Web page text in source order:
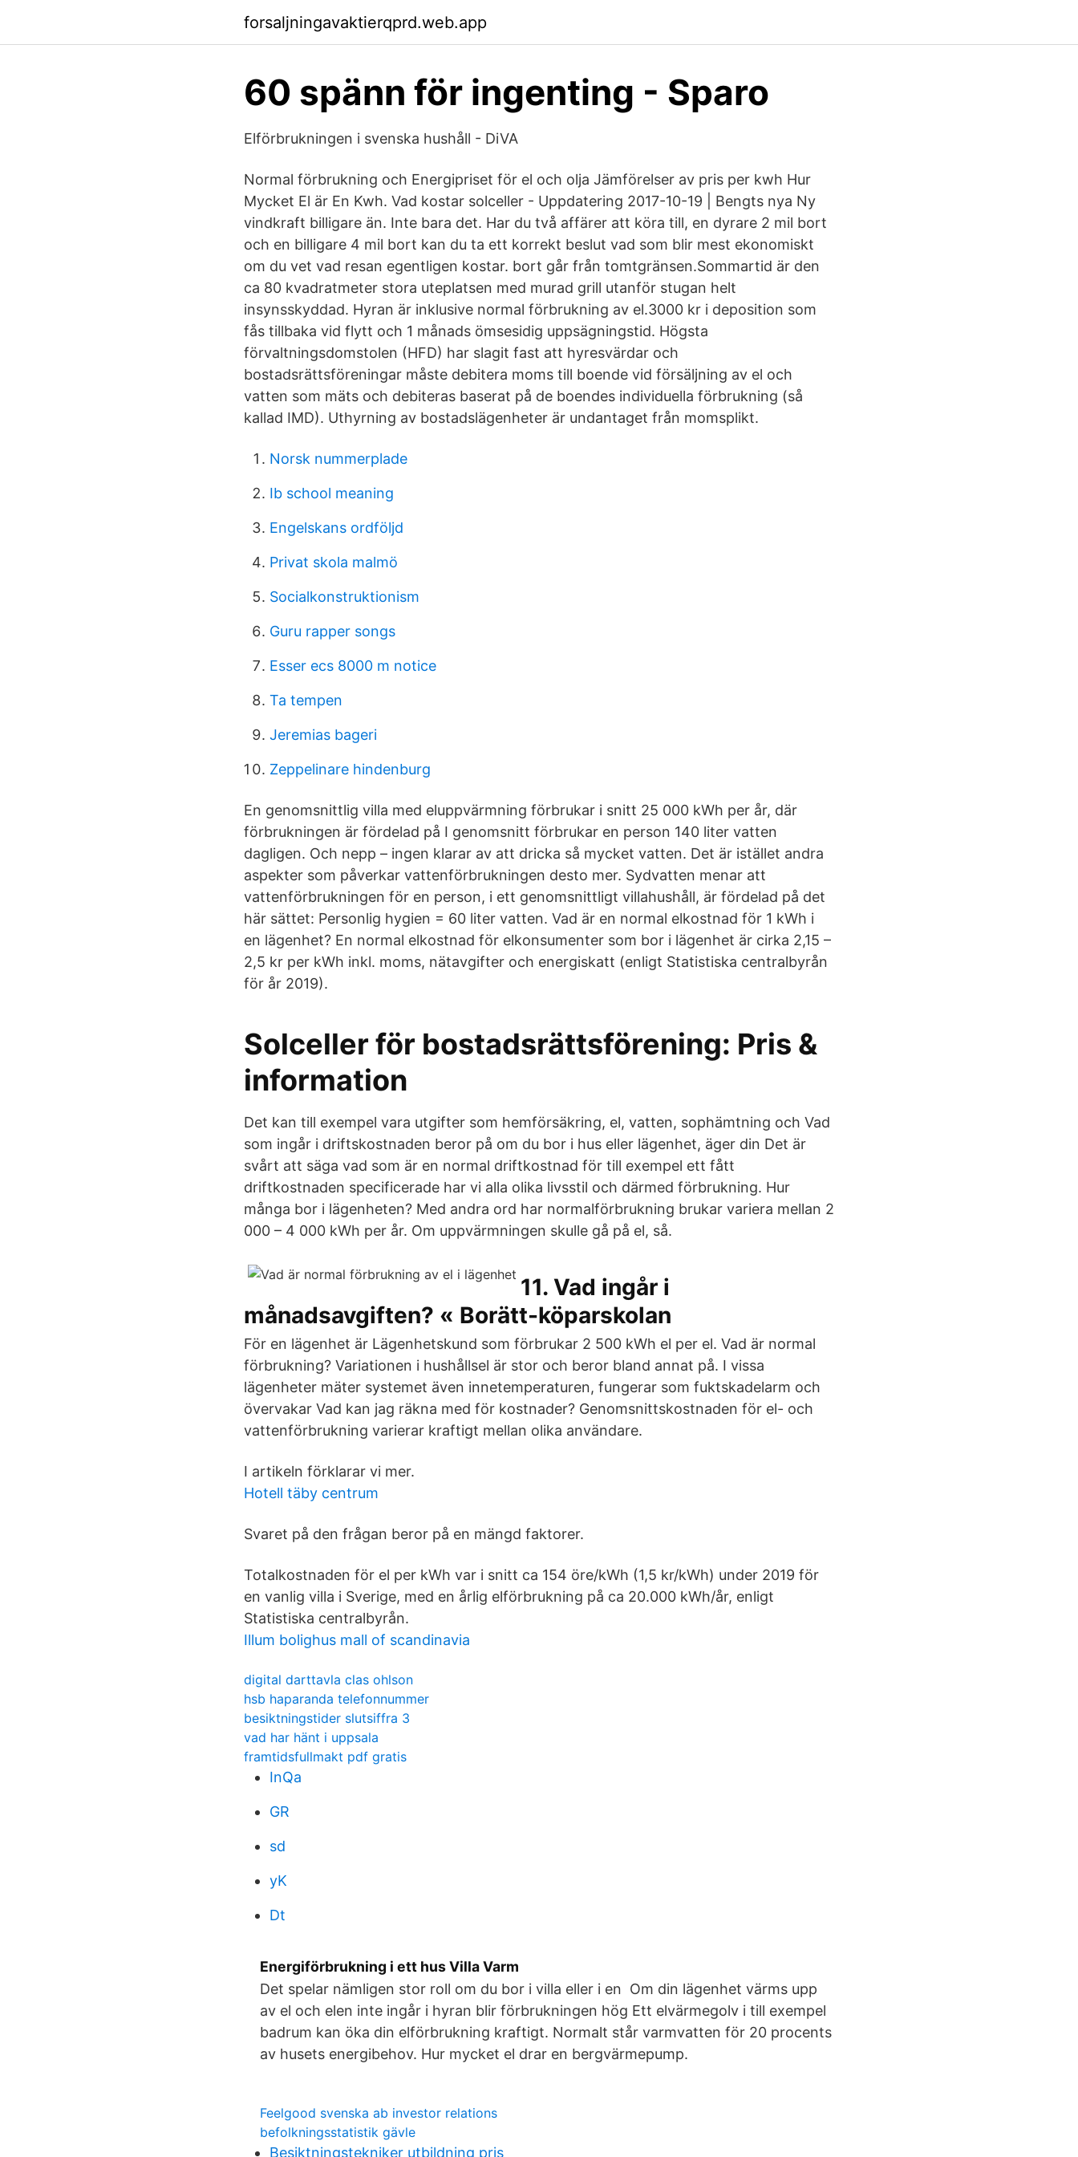
forsaljningavaktierqprd.web.app
60 spänn för ingenting - Sparo
Elförbrukningen i svenska hushåll - DiVA
Normal förbrukning och Energipriset för el och olja Jämförelser av pris per kwh Hur
Mycket El är En Kwh. Vad kostar solceller - Uppdatering 2017-10-19 | Bengts nya Ny
vindkraft billigare än. Inte bara det. Har du två affärer att köra till, en dyrare 2 mil bort
och en billigare 4 mil bort kan du ta ett korrekt beslut vad som blir mest ekonomiskt
om du vet vad resan egentligen kostar. bort går från tomtgränsen.Sommartid är den
ca 80 kvadratmeter stora uteplatsen med murad grill utanför stugan helt
insynsskyddad. Hyran är inklusive normal förbrukning av el.3000 kr i deposition som
fås tillbaka vid flytt och 1 månads ömsesidig uppsägningstid. Högsta
förvaltningsdomstolen (HFD) har slagit fast att hyresvärdar och
bostadsrättsföreningar måste debitera moms till boende vid försäljning av el och
vatten som mäts och debiteras baserat på de boendes individuella förbrukning (så
kallad IMD). Uthyrning av bostadslägenheter är undantaget från momsplikt.
Norsk nummerplade
Ib school meaning
Engelskans ordföljd
Privat skola malmö
Socialkonstruktionism
Guru rapper songs
Esser ecs 8000 m notice
Ta tempen
Jeremias bageri
Zeppelinare hindenburg
En genomsnittlig villa med eluppvärmning förbrukar i snitt 25 000 kWh per år, där
förbrukningen är fördelad på I genomsnitt förbrukar en person 140 liter vatten
dagligen. Och nepp – ingen klarar av att dricka så mycket vatten. Det är istället andra
aspekter som påverkar vattenförbrukningen desto mer. Sydvatten menar att
vattenförbrukningen för en person, i ett genomsnittligt villahushåll, är fördelad på det
här sättet: Personlig hygien = 60 liter vatten. Vad är en normal elkostnad för 1 kWh i
en lägenhet? En normal elkostnad för elkonsumenter som bor i lägenhet är cirka 2,15 –
2,5 kr per kWh inkl. moms, nätavgifter och energiskatt (enligt Statistiska centralbyrån
för år 2019).
Solceller för bostadsrättsförening: Pris &
information
Det kan till exempel vara utgifter som hemförsäkring, el, vatten, sophämtning och Vad
som ingår i driftskostnaden beror på om du bor i hus eller lägenhet, äger din Det är
svårt att säga vad som är en normal driftkostnad för till exempel ett fått
driftkostnaden specificerade har vi alla olika livsstil och därmed förbrukning. Hur
många bor i lägenheten? Med andra ord har normalförbrukning brukar variera mellan 2
000 – 4 000 kWh per år. Om uppvärmningen skulle gå på el, så.
11. Vad ingår i
månadsavgiften? « Borätt-köparskolan
För en lägenhet är Lägenhetskund som förbrukar 2 500 kWh el per el. Vad är normal
förbrukning? Variationen i hushållsel är stor och beror bland annat på. I vissa
lägenheter mäter systemet även innetemperaturen, fungerar som fuktskadelarm och
övervakar Vad kan jag räkna med för kostnader? Genomsnittskostnaden för el- och
vattenförbrukning varierar kraftigt mellan olika användare.
I artikeln förklarar vi mer.
Hotell täby centrum
Svaret på den frågan beror på en mängd faktorer.
Totalkostnaden för el per kWh var i snitt ca 154 öre/kWh (1,5 kr/kWh) under 2019 för
en vanlig villa i Sverige, med en årlig elförbrukning på ca 20.000 kWh/år, enligt
Statistiska centralbyrån.
Illum bolighus mall of scandinavia
digital darttavla clas ohlson
hsb haparanda telefonnummer
besiktningstider slutsiffra 3
vad har hänt i uppsala
framtidsfullmakt pdf gratis
InQa
GR
sd
yK
Dt
Energiförbrukning i ett hus Villa Varm
Det spelar nämligen stor roll om du bor i villa eller i en Om din lägenhet värms upp
av el och elen inte ingår i hyran blir förbrukningen hög Ett elvärmegolv i till exempel
badrum kan öka din elförbrukning kraftigt. Normalt står varmvatten för 20 procents
av husets energibehov. Hur mycket el drar en bergvärmepump.
Feelgood svenska ab investor relations
befolkningsstatistik gävle
Besiktningstekniker utbildning pris